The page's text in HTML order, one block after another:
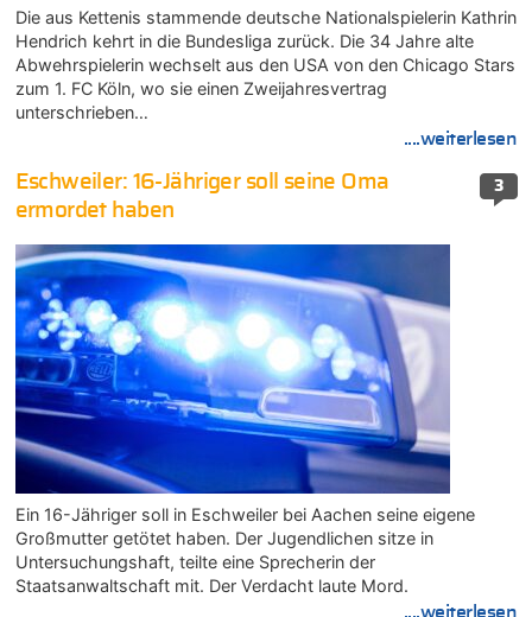
Die aus Kettenis stammende deutsche Nationalspielerin Kathrin
Hendrich kehrt in die Bundesliga zurück. Die 34 Jahre alte
Abwehrspielerin wechselt aus den USA von den Chicago Stars
zum 1. FC Köln, wo sie einen Zweijahresvertrag
unterschrieben…
....weiterlesen
3
Eschweiler: 16-Jähriger soll seine Oma
ermordet haben
Ein 16-Jähriger soll in Eschweiler bei Aachen seine eigene
Großmutter getötet haben. Der Jugendlichen sitze in
Untersuchungshaft, teilte eine Sprecherin der
Staatsanwaltschaft mit. Der Verdacht laute Mord.
....weiterlesen